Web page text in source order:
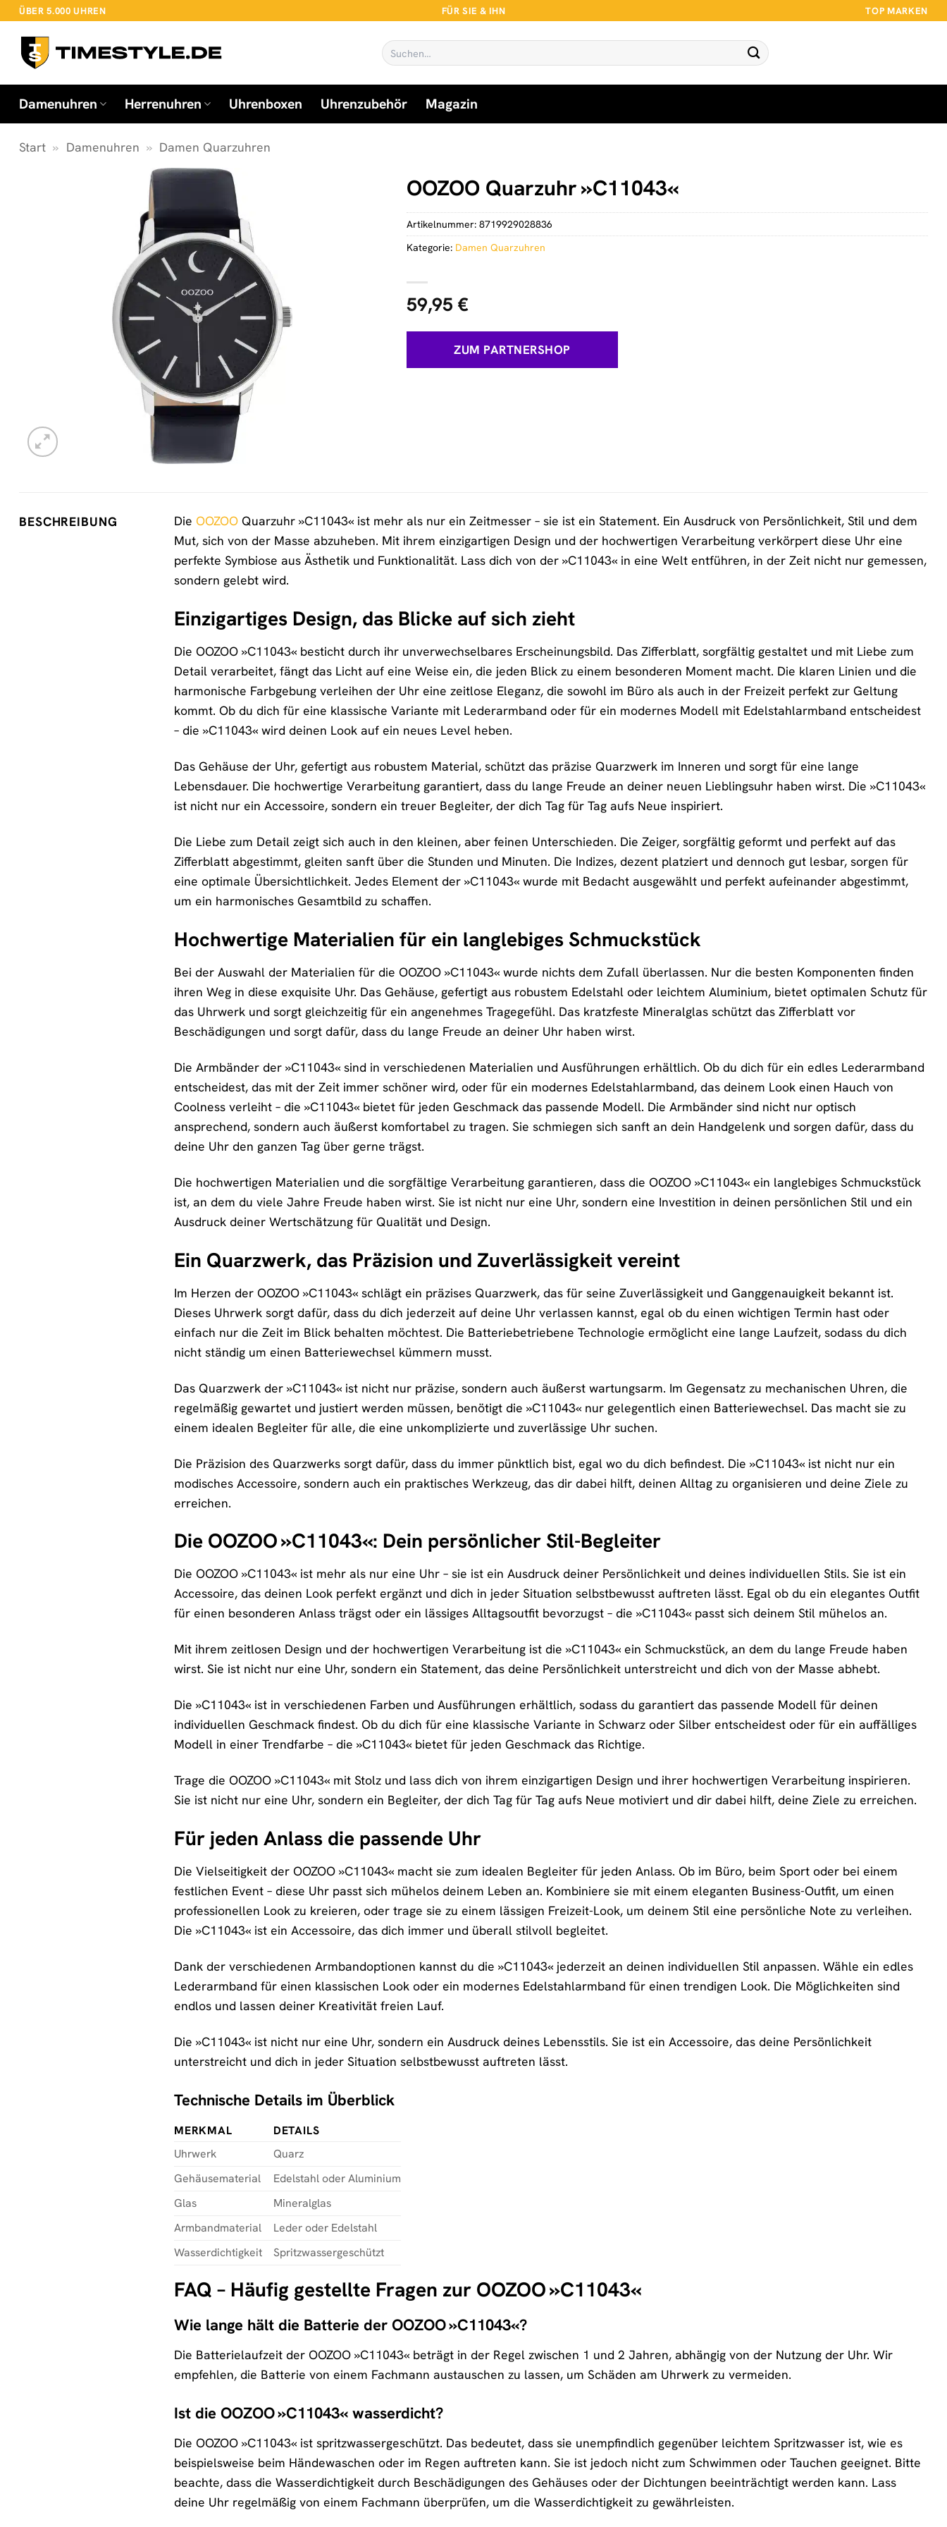
Zum
springen
ÜBER 5.000 UHREN FÜR SIE & IHN TOP MARKEN
Suchen
nach:
Damenuhren Herrenuhren Uhrenboxen Uhrenzubehör Magazin
Start » Damenuhren » Damen Quarzuhren
OOZOO Quarzuhr »C11043«
59,95 €
ZUM PARTNERSHOP
Artikelnummer: 8719929028836
Kategorie: Damen Quarzuhren
BESCHREIBUNG Die OOZOO Quarzuhr »C11043« ist mehr als nur ein Zeitmesser – sie ist ein Statement. Ein Ausdruck von Persönlichkeit, Stil und dem
Mut, sich von der Masse abzuheben. Mit ihrem einzigartigen Design und der hochwertigen Verarbeitung verkörpert diese Uhr eine
perfekte Symbiose aus Ästhetik und Funktionalität. Lass dich von der »C11043« in eine Welt entführen, in der Zeit nicht nur gemessen,
sondern gelebt wird.
Einzigartiges Design, das Blicke auf sich zieht
Die OOZOO »C11043« besticht durch ihr unverwechselbares Erscheinungsbild. Das Zifferblatt, sorgfältig gestaltet und mit Liebe zum
Detail verarbeitet, fängt das Licht auf eine Weise ein, die jeden Blick zu einem besonderen Moment macht. Die klaren Linien und die
harmonische Farbgebung verleihen der Uhr eine zeitlose Eleganz, die sowohl im Büro als auch in der Freizeit perfekt zur Geltung
kommt. Ob du dich für eine klassische Variante mit Lederarmband oder für ein modernes Modell mit Edelstahlarmband entscheidest
– die »C11043« wird deinen Look auf ein neues Level heben.
Das Gehäuse der Uhr, gefertigt aus robustem Material, schützt das präzise Quarzwerk im Inneren und sorgt für eine lange
Lebensdauer. Die hochwertige Verarbeitung garantiert, dass du lange Freude an deiner neuen Lieblingsuhr haben wirst. Die »C11043«
ist nicht nur ein Accessoire, sondern ein treuer Begleiter, der dich Tag für Tag aufs Neue inspiriert.
Die Liebe zum Detail zeigt sich auch in den kleinen, aber feinen Unterschieden. Die Zeiger, sorgfältig geformt und perfekt auf das
Zifferblatt abgestimmt, gleiten sanft über die Stunden und Minuten. Die Indizes, dezent platziert und dennoch gut lesbar, sorgen für
eine optimale Übersichtlichkeit. Jedes Element der »C11043« wurde mit Bedacht ausgewählt und perfekt aufeinander abgestimmt,
um ein harmonisches Gesamtbild zu schaffen.
Hochwertige Materialien für ein langlebiges Schmuckstück
Bei der Auswahl der Materialien für die OOZOO »C11043« wurde nichts dem Zufall überlassen. Nur die besten Komponenten finden
ihren Weg in diese exquisite Uhr. Das Gehäuse, gefertigt aus robustem Edelstahl oder leichtem Aluminium, bietet optimalen Schutz für
das Uhrwerk und sorgt gleichzeitig für ein angenehmes Tragegefühl. Das kratzfeste Mineralglas schützt das Zifferblatt vor
Beschädigungen und sorgt dafür, dass du lange Freude an deiner Uhr haben wirst.
Die Armbänder der »C11043« sind in verschiedenen Materialien und Ausführungen erhältlich. Ob du dich für ein edles Lederarmband
entscheidest, das mit der Zeit immer schöner wird, oder für ein modernes Edelstahlarmband, das deinem Look einen Hauch von
Coolness verleiht – die »C11043« bietet für jeden Geschmack das passende Modell. Die Armbänder sind nicht nur optisch
ansprechend, sondern auch äußerst komfortabel zu tragen. Sie schmiegen sich sanft an dein Handgelenk und sorgen dafür, dass du
deine Uhr den ganzen Tag über gerne trägst.
Die hochwertigen Materialien und die sorgfältige Verarbeitung garantieren, dass die OOZOO »C11043« ein langlebiges Schmuckstück
ist, an dem du viele Jahre Freude haben wirst. Sie ist nicht nur eine Uhr, sondern eine Investition in deinen persönlichen Stil und ein
Ausdruck deiner Wertschätzung für Qualität und Design.
Ein Quarzwerk, das Präzision und Zuverlässigkeit vereint
Im Herzen der OOZOO »C11043« schlägt ein präzises Quarzwerk, das für seine Zuverlässigkeit und Ganggenauigkeit bekannt ist.
Dieses Uhrwerk sorgt dafür, dass du dich jederzeit auf deine Uhr verlassen kannst, egal ob du einen wichtigen Termin hast oder
einfach nur die Zeit im Blick behalten möchtest. Die Batteriebetriebene Technologie ermöglicht eine lange Laufzeit, sodass du dich
nicht ständig um einen Batteriewechsel kümmern musst.
Das Quarzwerk der »C11043« ist nicht nur präzise, sondern auch äußerst wartungsarm. Im Gegensatz zu mechanischen Uhren, die
regelmäßig gewartet und justiert werden müssen, benötigt die »C11043« nur gelegentlich einen Batteriewechsel. Das macht sie zu
einem idealen Begleiter für alle, die eine unkomplizierte und zuverlässige Uhr suchen.
Die Präzision des Quarzwerks sorgt dafür, dass du immer pünktlich bist, egal wo du dich befindest. Die »C11043« ist nicht nur ein
modisches Accessoire, sondern auch ein praktisches Werkzeug, das dir dabei hilft, deinen Alltag zu organisieren und deine Ziele zu
erreichen.
Die OOZOO »C11043«: Dein persönlicher Stil-Begleiter
Die OOZOO »C11043« ist mehr als nur eine Uhr – sie ist ein Ausdruck deiner Persönlichkeit und deines individuellen Stils. Sie ist ein
Accessoire, das deinen Look perfekt ergänzt und dich in jeder Situation selbstbewusst auftreten lässt. Egal ob du ein elegantes Outfit
für einen besonderen Anlass trägst oder ein lässiges Alltagsoutfit bevorzugst – die »C11043« passt sich deinem Stil mühelos an.
Mit ihrem zeitlosen Design und der hochwertigen Verarbeitung ist die »C11043« ein Schmuckstück, an dem du lange Freude haben
wirst. Sie ist nicht nur eine Uhr, sondern ein Statement, das deine Persönlichkeit unterstreicht und dich von der Masse abhebt.
Die »C11043« ist in verschiedenen Farben und Ausführungen erhältlich, sodass du garantiert das passende Modell für deinen
individuellen Geschmack findest. Ob du dich für eine klassische Variante in Schwarz oder Silber entscheidest oder für ein auffälliges
Modell in einer Trendfarbe – die »C11043« bietet für jeden Geschmack das Richtige.
Trage die OOZOO »C11043« mit Stolz und lass dich von ihrem einzigartigen Design und ihrer hochwertigen Verarbeitung inspirieren.
Sie ist nicht nur eine Uhr, sondern ein Begleiter, der dich Tag für Tag aufs Neue motiviert und dir dabei hilft, deine Ziele zu erreichen.
Für jeden Anlass die passende Uhr
Die Vielseitigkeit der OOZOO »C11043« macht sie zum idealen Begleiter für jeden Anlass. Ob im Büro, beim Sport oder bei einem
festlichen Event – diese Uhr passt sich mühelos deinem Leben an. Kombiniere sie mit einem eleganten Business-Outfit, um einen
professionellen Look zu kreieren, oder trage sie zu einem lässigen Freizeit-Look, um deinem Stil eine persönliche Note zu verleihen.
Die »C11043« ist ein Accessoire, das dich immer und überall stilvoll begleitet.
Dank der verschiedenen Armbandoptionen kannst du die »C11043« jederzeit an deinen individuellen Stil anpassen. Wähle ein edles
Lederarmband für einen klassischen Look oder ein modernes Edelstahlarmband für einen trendigen Look. Die Möglichkeiten sind
endlos und lassen deiner Kreativität freien Lauf.
Die »C11043« ist nicht nur eine Uhr, sondern ein Ausdruck deines Lebensstils. Sie ist ein Accessoire, das deine Persönlichkeit
unterstreicht und dich in jeder Situation selbstbewusst auftreten lässt.
Technische Details im Überblick
MERKMAL
DETAILS
Uhrwerk
Quarz
Gehäusematerial
Edelstahl oder Aluminium
Glas
Mineralglas
Armbandmaterial
Leder oder Edelstahl
Wasserdichtigkeit
Spritzwassergeschützt
FAQ – Häufig gestellte Fragen zur OOZOO »C11043«
Wie lange hält die Batterie der OOZOO »C11043«?
Die Batterielaufzeit der OOZOO »C11043« beträgt in der Regel zwischen 1 und 2 Jahren, abhängig von der Nutzung der Uhr. Wir
empfehlen, die Batterie von einem Fachmann austauschen zu lassen, um Schäden am Uhrwerk zu vermeiden.
Ist die OOZOO »C11043« wasserdicht?
Die OOZOO »C11043« ist spritzwassergeschützt. Das bedeutet, dass sie unempfindlich gegenüber leichtem Spritzwasser ist, wie es
beispielsweise beim Händewaschen oder im Regen auftreten kann. Sie ist jedoch nicht zum Schwimmen oder Tauchen geeignet. Bitte
beachte, dass die Wasserdichtigkeit durch Beschädigungen des Gehäuses oder der Dichtungen beeinträchtigt werden kann. Lass
deine Uhr regelmäßig von einem Fachmann überprüfen, um die Wasserdichtigkeit zu gewährleisten.